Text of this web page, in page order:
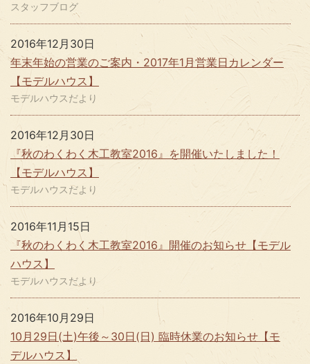
スタッフブログ
年末年始の営業のご案内・2017年1月営業日カレンダー
【モデルハウス】
2016年12月30日
モデルハウスだより
『秋のわくわく木工教室2016』を開催いたしました！
【モデルハウス】
2016年12月30日
モデルハウスだより
『秋のわくわく木工教室2016』開催のお知らせ【モデル
ハウス】
2016年11月15日
モデルハウスだより
10月29日(土)午後～30日(日) 臨時休業のお知らせ【モ
デルハウス】
2016年10月29日